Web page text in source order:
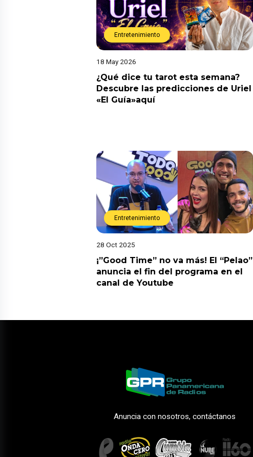
Entretenimiento
18 May 2026
¿Qué dice tu tarot esta semana?
Descubre las predicciones de Uriel
«El Guía»aquí
Entretenimiento
28 Oct 2025
¡”Good Time” no va más! El “Pelao”
anuncia el fin del programa en el
canal de Youtube
Anuncia con nosotros, contáctanos